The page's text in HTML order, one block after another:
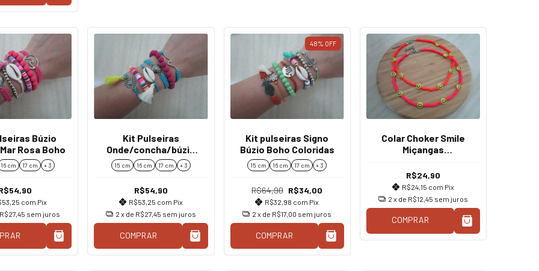
Búzio
Rosa Boho
16 cm 17 cm + 3
com Pix
R$27,45 sem juros
Kit Pulseiras
Onde/concha/búzio
Boho Coloridas
15 cm 16 cm 17 cm + 3
R$54,90
R$53,25 com Pix
2 x de R$27,45 sem juros
COMPRAR
48% OFF
Kit pulseiras Signo
Búzio Boho Coloridas
15 cm 16 cm 17 cm + 3
R$64,90 R$34,00
R$32,98 com Pix
2 x de R$17,00 sem juros
COMPRAR
Colar Choker Smile
Miçangas
R$24,90
R$24,15 com Pix
2 x de R$12,45 sem juros
COMPRAR